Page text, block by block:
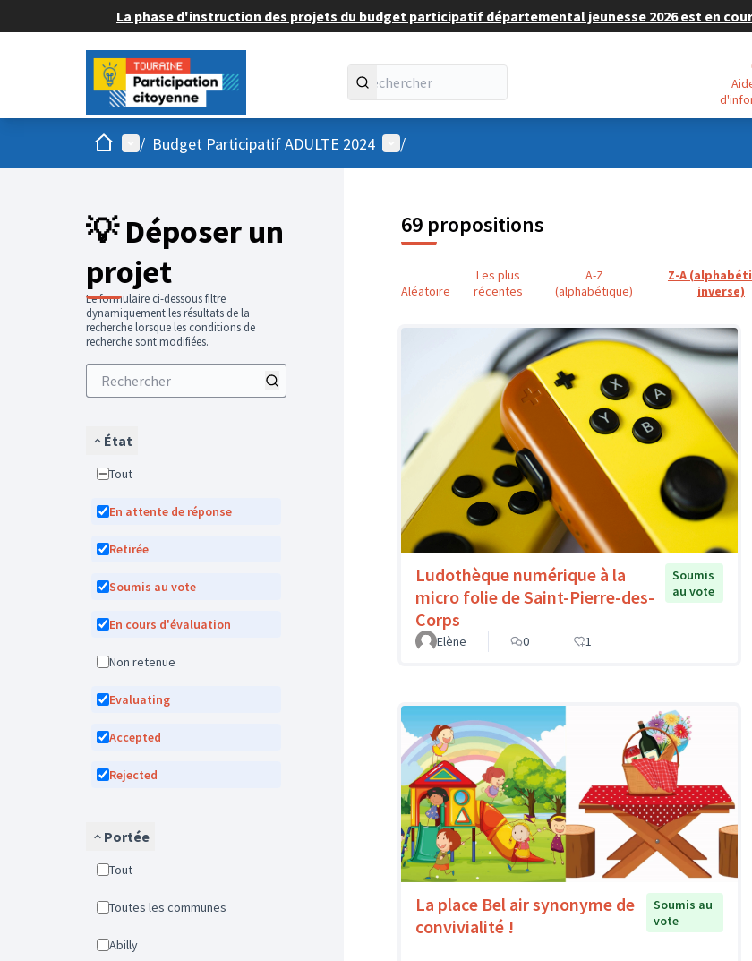
La phase d'instruction des projets du budget participatif départemental jeunesse 2026 est en
Aide - Plus
AccueilMenu principal
/ Budget Participatif ADULTE 2024 Menu utilisateur
/
💡 Déposer un
projet
Le formulaire ci-dessous filtre
dynamiquement les résultats de la
recherche lorsque les conditions de
recherche sont modifiées.
État
Tout
En attente de réponse
Retirée
Soumis au vote
En cours d'évaluation
Non retenue
Evaluating
Accepted
Rejected
Portée
Tout
Toutes les communes
Abilly
69 propositions
Aléatoire
Les plus
récentes
A-Z
(alphabétique)
Z-A
inverse)
Ludothèque numérique à la
micro folie de Saint-Pierre-des-
Corps
Soumis
au vote
Elène 0 1
La place Bel air synonyme de
convivialité !
Soumis au
vote